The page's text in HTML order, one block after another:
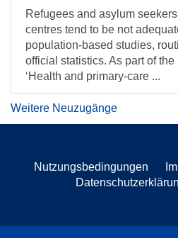
Refugees and asylum
centres tend to be not
population-based studies,
official statistics. As part of
‘Health and primary-care ...
Weitere Neuzugänge
Nutzungsbedingungen